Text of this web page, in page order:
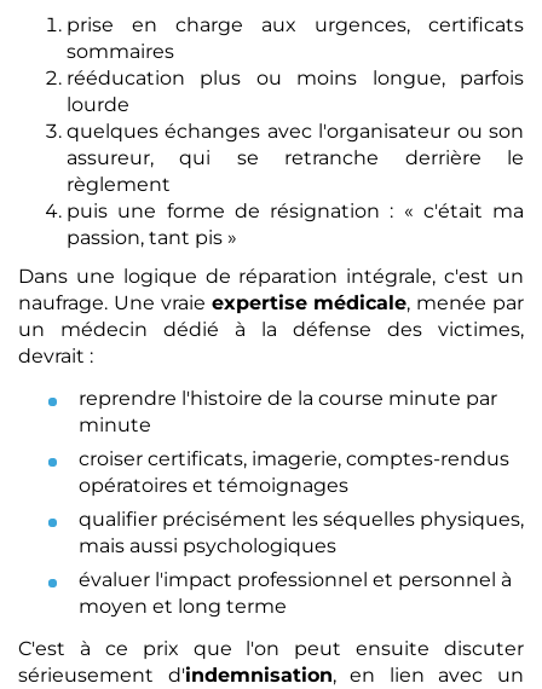
prise en charge aux urgences, certificats
sommaires
rééducation plus ou moins longue, parfois
lourde
quelques échanges avec l'organisateur ou son
assureur, qui se retranche derrière le
règlement
puis une forme de résignation : « c'était ma
passion, tant pis »
Dans une logique de réparation intégrale, c'est un
naufrage. Une vraie expertise médicale, menée par
un médecin dédié à la défense des victimes,
devrait :
reprendre l'histoire de la course minute par
minute
croiser certificats, imagerie, comptes-rendus
opératoires et témoignages
qualifier précisément les séquelles physiques,
mais aussi psychologiques
évaluer l'impact professionnel et personnel à
moyen et long terme
C'est à ce prix que l'on peut ensuite discuter
sérieusement d'indemnisation, en lien avec un